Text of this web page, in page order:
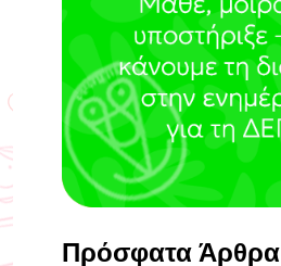
Πρόσφατα Άρθρα